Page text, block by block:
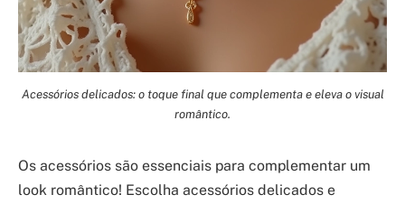
Acessórios delicados: o toque final que complementa e eleva o visual
romântico.
Os acessórios são essenciais para complementar um
look romântico! Escolha acessórios delicados e